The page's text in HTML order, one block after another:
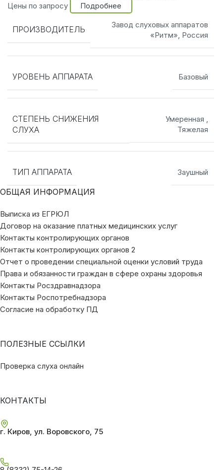
Цены по запросу
Подробнее
ПРОИЗВОДИТЕЛЬ
Завод слуховых аппаратов
«Ритм», Россия
УРОВЕНЬ АППАРАТА Базовый
СТЕПЕНЬ СНИЖЕНИЯ
СЛУХА
Умеренная ,
Тяжелая
ТИП АППАРАТА Заушный
ОБЩАЯ ИНФОРМАЦИЯ
Выписка из ЕГРЮЛ
Договор на оказание платных медицинских услуг
Контакты контролирующих органов
Контакты контролирующих органов 2
Отчет о проведении специальной оценки условий труда
Права и обязанности граждан в сфере охраны здоровья
Контакты Росздравнадзора
Контакты Роспотребнадзора
Согласие на обработку ПД
ПОЛЕЗНЫЕ ССЫЛКИ
Проверка слуха онлайн
КОНТАКТЫ
г. Киров, ул. Воровского, 75